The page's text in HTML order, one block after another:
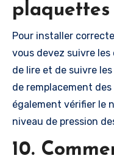
Pour installer
vous devez suivre
de lire et de suivre
de remplacement
également vérifier le
niveau de pression
10.